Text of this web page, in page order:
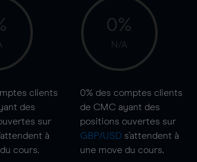
clients
des
sur
à
du cours.
0%
N/A
0% des comptes clients
de CMC ayant des
positions ouvertes sur
GBP/USDs'attendent à
une move du cours.